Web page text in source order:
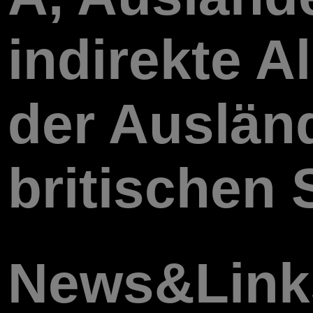
indirekte
der
britischen